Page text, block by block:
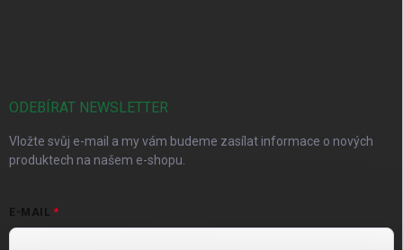
ODEBÍRAT NEWSLETTER
Vložte svůj e-mail a my vám budeme zasílat informace o nových
produktech na našem e-shopu.
E-MAIL